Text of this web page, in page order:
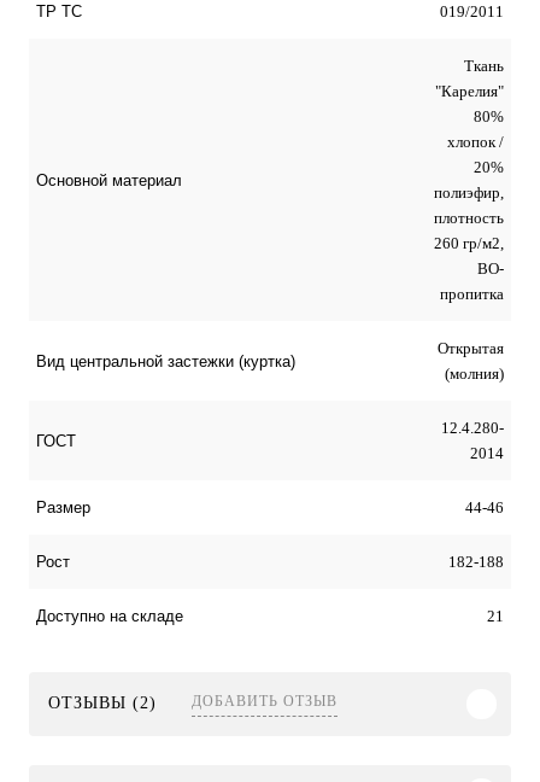
ТР ТС 019/2011
Основной материал
Ткань
"Карелия"
80%
хлопок /
20%
полиэфир,
плотность
260 гр/м2,
ВО-
пропитка
Вид центральной застежки (куртка)
Открытая
(молния)
ГОСТ
12.4.280-
2014
Размер 44-46
Рост 182-188
Доступно на складе 21
ОТЗЫВЫ (2) ДОБАВИТЬ ОТЗЫВ